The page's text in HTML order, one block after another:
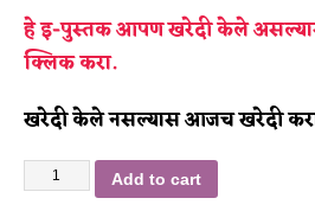
हे इ-पुस्तक आपण खरेदी केले
क्लिक करा.
खरेदी केले नसल्यास आजच खरेदी
Add to cart